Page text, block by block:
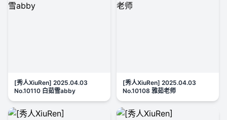
[秀人XiuRen] 2025.04.03
No.10110 白茹雪abby
[秀人XiuRen] 2025.04.03
No.10108 雅茹老师